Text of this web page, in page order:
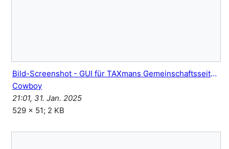
Bild-Screenshot - GUI für TAXmans Gemeinschaftsseite aktivieren.png
Cowboy
21:01, 31. Jan. 2025
529 × 51; 2 KB